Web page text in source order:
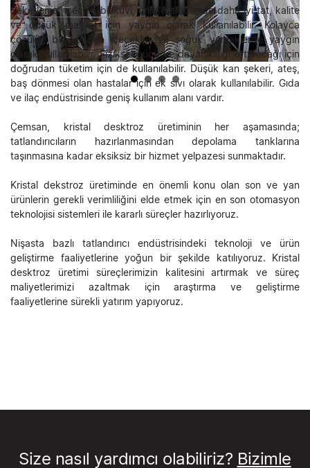
Şekerleme, içecek, bisküvi, unlu mamullerde daha iyi tat, kalite
ve düşük maliyet için yaygın olarak kullanılabilir. Kolayca
çözülür, bu yüzden içecekler ve soğuk yemeklerde yaygın
olarak kullanılabilir. Fiziksel gücü ve dayanıklılığı arttıracağı için
doğrudan tüketim için de kullanılabilir. Düşük kan şekeri, ateş,
baş dönmesi olan hastalar için ek sıvı olarak kullanılabilir. Gıda
ve ilaç endüstrisinde geniş kullanım alanı vardır.
Çemsan, kristal desktroz üretiminin her aşamasında;
tatlandırıcıların hazırlanmasından depolama tanklarına
taşınmasına kadar eksiksiz bir hizmet yelpazesi sunmaktadır.
Kristal dekstroz üretiminde en önemli konu olan son ve yan
ürünlerin gerekli verimliliğini elde etmek için en son otomasyon
teknolojisi sistemleri ile kararlı süreçler hazırlıyoruz.
Nişasta bazlı tatlandırıcı endüstrisindeki teknoloji ve ürün
geliştirme faaliyetlerine yoğun bir şekilde katılıyoruz. Kristal
desktroz üretimi süreçlerimizin kalitesini artırmak ve süreç
maliyetlerimizi azaltmak için araştırma ve geliştirme
faaliyetlerine sürekli yatırım yapıyoruz.
Size nasıl yardımcı olabiliriz? Bizimle